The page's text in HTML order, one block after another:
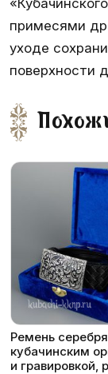
примесями
уходе
поверхности
Ремень
кубачинским
и гравировкой,